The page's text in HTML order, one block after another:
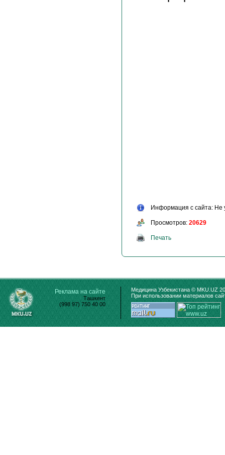
Информация с сайта: Не
Просмотров: 20629
Печать
Реклама на сайте
Ташкент
(998 97) 750 40 00
Медицина Узбекистана © MKU.UZ
При использовании материалов